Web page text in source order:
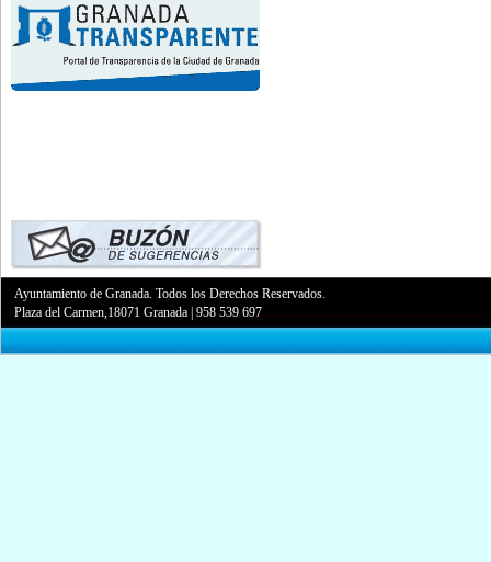
Ayuntamiento de Granada. Todos los Derechos Reservados.
Plaza del Carmen,18071 Granada |958 539 697